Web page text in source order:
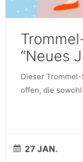
“Neues
Dieser
offen, die
27 JAN.